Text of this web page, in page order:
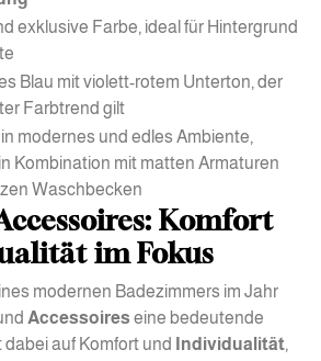
exklusive Farbe, ideal für Hintergrund
Blau mit violett-rotem Unterton, der
Farbtrend gilt
modernes und edles Ambiente,
Kombination mit matten Armaturen
Waschbecken
Komfort
im Fokus
modernen Badezimmers im Jahr
Accessoires eine bedeutende
dabei auf Komfort und
Individualität,